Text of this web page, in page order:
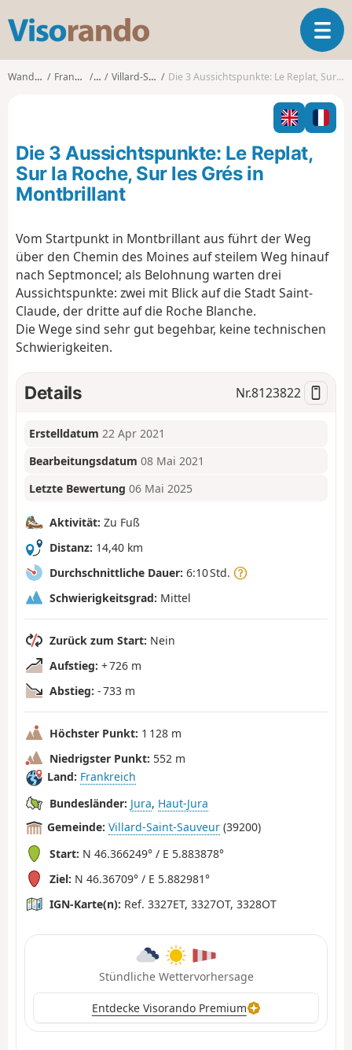
s
o
T
o
g
l
n
i
Wanderungen Franche-Comté JuraVillard-Saint-Sauveur Die 3 Aussichtspunkte: Le Replat, Sur la Roche, Sur les Grés in Montbrillant
Die 3 Aussichtspunkte: Le Replat,
Sur la Roche, Sur les Grés in
Montbrillant
Vom Startpunkt in Montbrillant aus führt der Weg
über den Chemin des Moines auf steilem Weg hinauf
nach Septmoncel; als Belohnung warten drei
Aussichtspunkte: zwei mit Blick auf die Stadt Saint-
Claude, der dritte auf die Roche Blanche.
Die Wege sind sehr gut begehbar, keine technischen
Schwierigkeiten.
Details Nr.8123822
Erstelldatum 22 Apr 2021
Bearbeitungsdatum 08 Mai 2021
Letzte Bewertung 06 Mai 2025
Aktivität: Zu Fuß
Distanz: 14,40 km
Durchschnittliche Dauer: 6:10 Std.
Schwierigkeitsgrad: Mittel
Zurück zum Start: Nein
Aufstieg: + 726 m
Abstieg: - 733 m
Höchster Punkt: 1 128 m
Niedrigster Punkt: 552 m
Land: Frankreich
Bundesländer: Jura, Haut-Jura
Gemeinde: Villard-Saint-Sauveur (39200)
Start: N 46.366249° / E 5.883878°
Ziel: N 46.36709° / E 5.882981°
IGN-Karte(n): Ref. 3327ET, 3327OT, 3328OT
Stündliche Wettervorhersage
Entdecke Visorando Premium